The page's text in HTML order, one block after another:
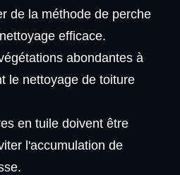
de la méthode de perche
efficace.
abondantes à
le nettoyage de toiture
en tuile doivent être
l'accumulation de